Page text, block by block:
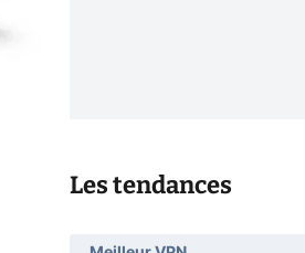
Les tendances